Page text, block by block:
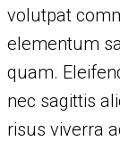
volutpat
elementum
quam.
nec sagittis
risus viverra